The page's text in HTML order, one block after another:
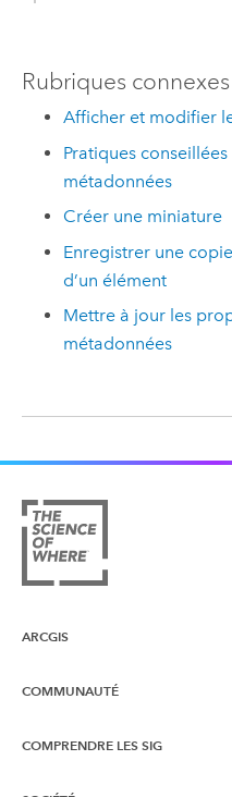
Rubriques connexes
Afficher et modifier
Pratiques
métadonnées
Créer une miniature
Enregistrer une
d’un élément
Mettre à jour les
métadonnées
ARCGIS
Vue d’ensemble d’ArcGIS
Cartographie
COMMUNAUTÉ
Esri Community
COMPRENDRE LES SIG